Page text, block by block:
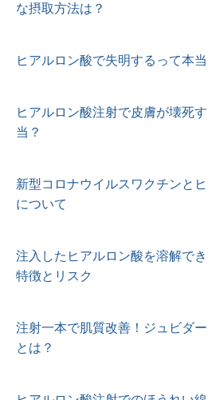
な摂取方法は？
ヒアルロン酸で失明するって本
ヒアルロン酸注射で皮膚が壊死
当？
新型コロナウイルスワクチンと
について
注入したヒアルロン酸を溶解で
特徴とリスク
注射一本で肌質改善！ジュビダ
とは？